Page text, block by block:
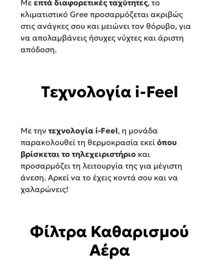
Με επτά διαφορετικές ταχύτητες, το
κλιματιστικό Gree προσαρμόζεται ακριβώς
στις ανάγκες σου και μειώνει τον θόρυβο, για
να απολαμβάνεις ήσυχες νύχτες και άριστη
απόδοση.
Τεχνολογία i-Feel
Με την τεχνολογία i-Feel, η μονάδα
παρακολουθεί τη θερμοκρασία εκεί όπου
βρίσκεται το τηλεχειριστήριο και
προσαρμόζει τη λειτουργία της για μέγιστη
άνεση. Αρκεί να το έχεις κοντά σου και να
χαλαρώνεις!
Φίλτρα Καθαρισμού
Αέρα